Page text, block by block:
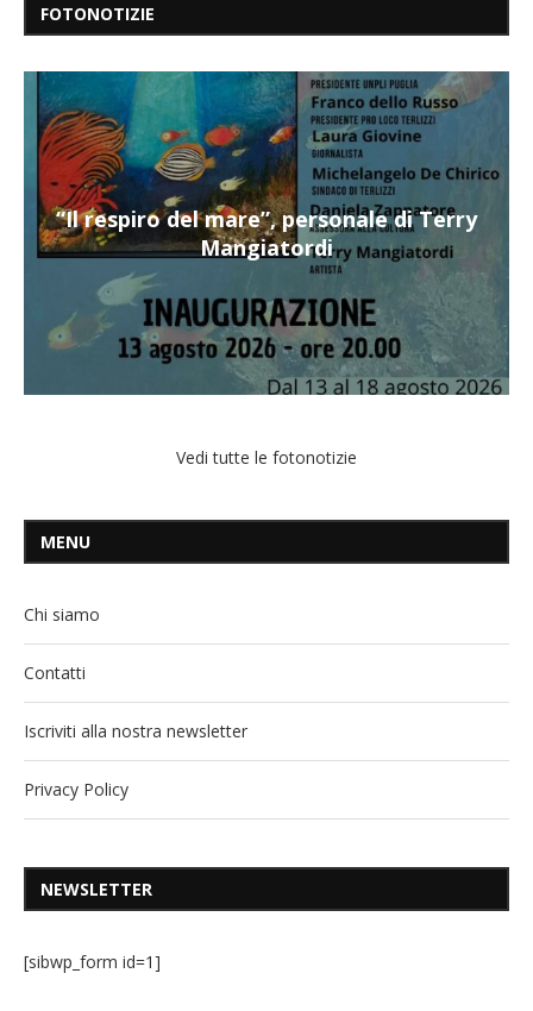
FOTONOTIZIE
“Il respiro del mare”, personale di Terry
Mangiatordi
Vedi tutte le fotonotizie
MENU
Chi siamo
Contatti
Iscriviti alla nostra newsletter
Privacy Policy
NEWSLETTER
[sibwp_form id=1]